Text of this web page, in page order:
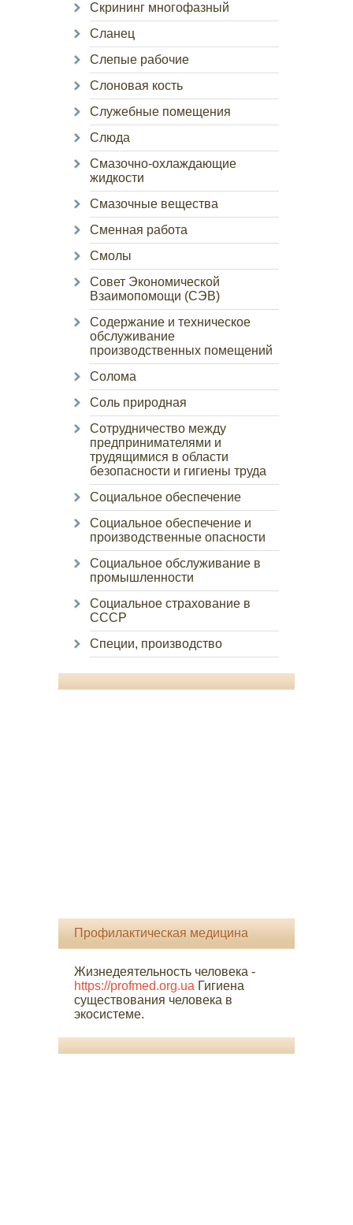
Скрининг многофазный
Сланец
Слепые рабочие
Слоновая кость
Служебные помещения
Слюда
Смазочно-охлаждающие
жидкости
Смазочные вещества
Сменная работа
Смолы
Совет Экономической
Взаимопомощи (СЭВ)
Содержание и техническое
обслуживание
производственных помещений
Солома
Соль природная
Сотрудничество между
предпринимателями и
трудящимися в области
безопасности и гигиены труда
Социальное обеспечение
Социальное обеспечение и
производственные опасности
Социальное обслуживание в
промышленности
Социальное страхование в
СССР
Специи, производство
Профилактическая медицина
Жизнедеятельность человека -
https://profmed.org.ua Гигиена
существования человека в
экосистеме.